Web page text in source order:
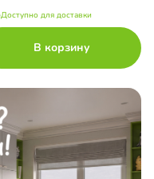
Доступно для доставки
В корзину